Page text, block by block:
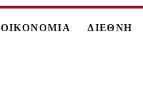
ΟΙΚΟΝΟΜΙΑ ΔΙΕΘΝΗ